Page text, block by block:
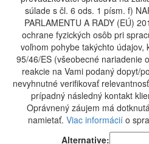
súlade s čl. 6 ods. 1 písm. f)
PARLAMENTU A RADY (EÚ)
ochrane fyzických osôb pri
voľnom pohybe takýchto údajov,
95/46/ES (všeobecné nariadenie
reakcie na Vami podaný dopyt/
nevyhnutné verifikovať
prípadný následný kontakt
Oprávnený záujem má
namietať. Viac informácií o
Alternative: